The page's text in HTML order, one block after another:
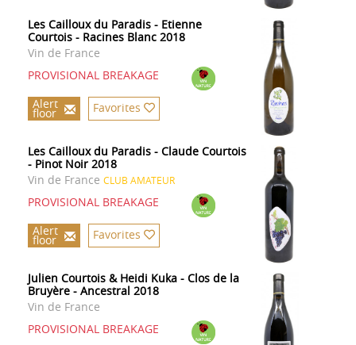
Les Cailloux du Paradis - Etienne
Courtois - Racines Blanc 2018
Vin de France
PROVISIONAL BREAKAGE
Alert
floor Favorites
Les Cailloux du Paradis - Claude Courtois
- Pinot Noir 2018
Vin de France CLUB AMATEUR
PROVISIONAL BREAKAGE
Alert
floor Favorites
Julien Courtois & Heidi Kuka - Clos de la
Bruyère - Ancestral 2018
Vin de France
PROVISIONAL BREAKAGE